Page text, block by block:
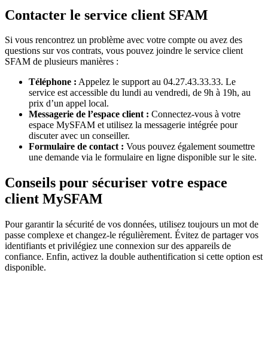
Contacter le service client SFAM
Si vous rencontrez un problème avec votre compte ou avez des
questions sur vos contrats, vous pouvez joindre le service client
SFAM de plusieurs manières :
Téléphone : Appelez le support au 04.27.43.33.33. Le
service est accessible du lundi au vendredi, de 9h à 19h, au
prix d’un appel local.
Messagerie de l’espace client : Connectez-vous à votre
espace MySFAM et utilisez la messagerie intégrée pour
discuter avec un conseiller.
Formulaire de contact : Vous pouvez également soumettre
une demande via le formulaire en ligne disponible sur le site.
Conseils pour sécuriser votre espace
client MySFAM
Pour garantir la sécurité de vos données, utilisez toujours un mot de
passe complexe et changez-le régulièrement. Évitez de partager vos
identifiants et privilégiez une connexion sur des appareils de
confiance. Enfin, activez la double authentification si cette option est
disponible.